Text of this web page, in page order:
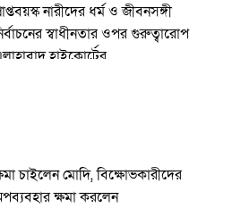
নারীদের ধর্ম ও জীবনসঙ্গী
স্বাধীনতার ওপর গুরুত্বারোপ
হাইকোর্টের
চাইলেন মোদি, বিক্ষোভকারীদের
ক্ষমা করলেন